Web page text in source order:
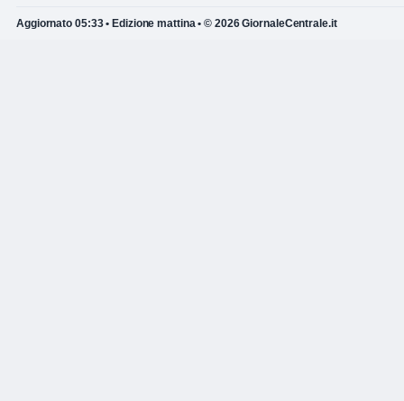
Aggiornato 05:33 • Edizione mattina • © 2026 GiornaleCentrale.it